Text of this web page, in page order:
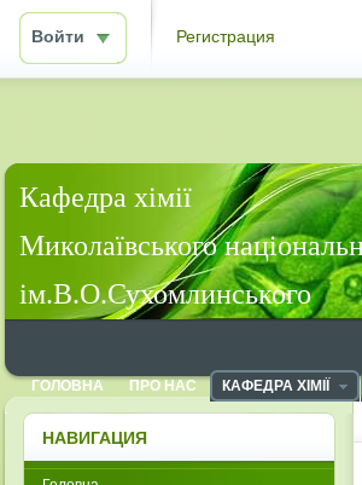
Войти Регистрация
Кафедра хімії
Миколаївського
ім.В.О.Сухомлинського
ГОЛОВНА ПРО НАС КАФЕДРА ХІМІЇ
НАВИГАЦИЯ